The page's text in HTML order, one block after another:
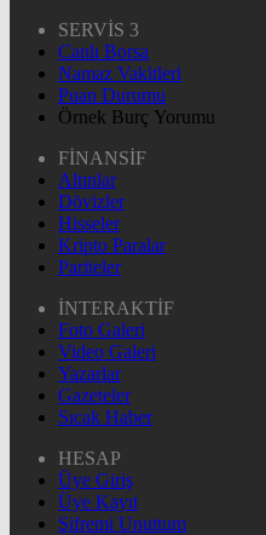
SERVİS 3
Canlı Borsa
Namaz Vakitleri
Puan Durumu
Örnek Burç Yorumu
FİNANSİF
Altınlar
Dövizler
Hisseler
Kripto Paralar
Pariteler
İNTERAKTİF
Foto Galeri
Video Galeri
Yazarlar
Gazeteler
Sıcak Haber
HESAP
Üye Giriş
Üye Kayıt
Şifremi Unuttum